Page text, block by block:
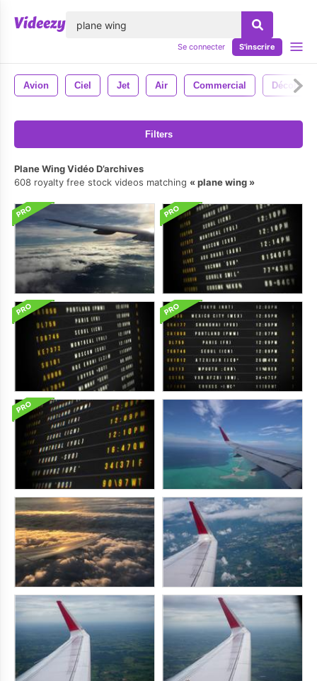
Se connecter S'inscrire
Avion Ciel Jet Air Commercial Décollage
Filters
Plane Wing Vidéo D’archives
608 royalty free stock videos matching
plane wing